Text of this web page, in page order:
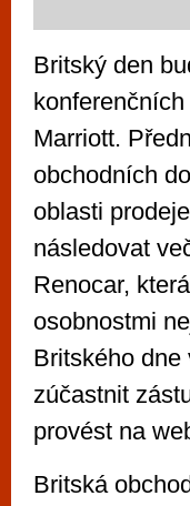
Britský den
Marriott.
obchodních
oblasti
následovat
Renocar,
osobnostmi
Britského dne
zúčastnit
provést na
Britská